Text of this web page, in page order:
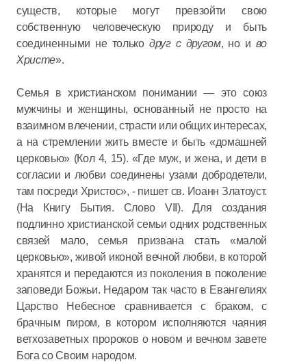
существ, которые могут превзойти свою
собственную человеческую природу и быть
соединенными не только друг с другом, но и во
Христе».
Семья в христианском понимании — это союз
мужчины и женщины, основанный не просто на
взаимном влечении, страсти или общих интересах,
а на стремлении жить вместе и быть «домашней
церковью» (Кол 4, 15). «Где муж, и жена, и дети в
согласии и любви соединены узами добродетели,
там посреди Христос», - пишет св. Иоанн Златоуст.
(На Книгу Бытия. Слово VII). Для создания
подлинно христианской семьи одних родственных
связей мало, семья призвана стать «малой
церковью», живой иконой вечной любви, в которой
хранятся и передаются из поколения в поколение
заповеди Божьи. Недаром так часто в Евангелиях
Царство Небесное сравнивается с браком, с
брачным пиром, в котором исполняются чаяния
ветхозаветных пророков о новом и вечном завете
Бога со Своим народом.